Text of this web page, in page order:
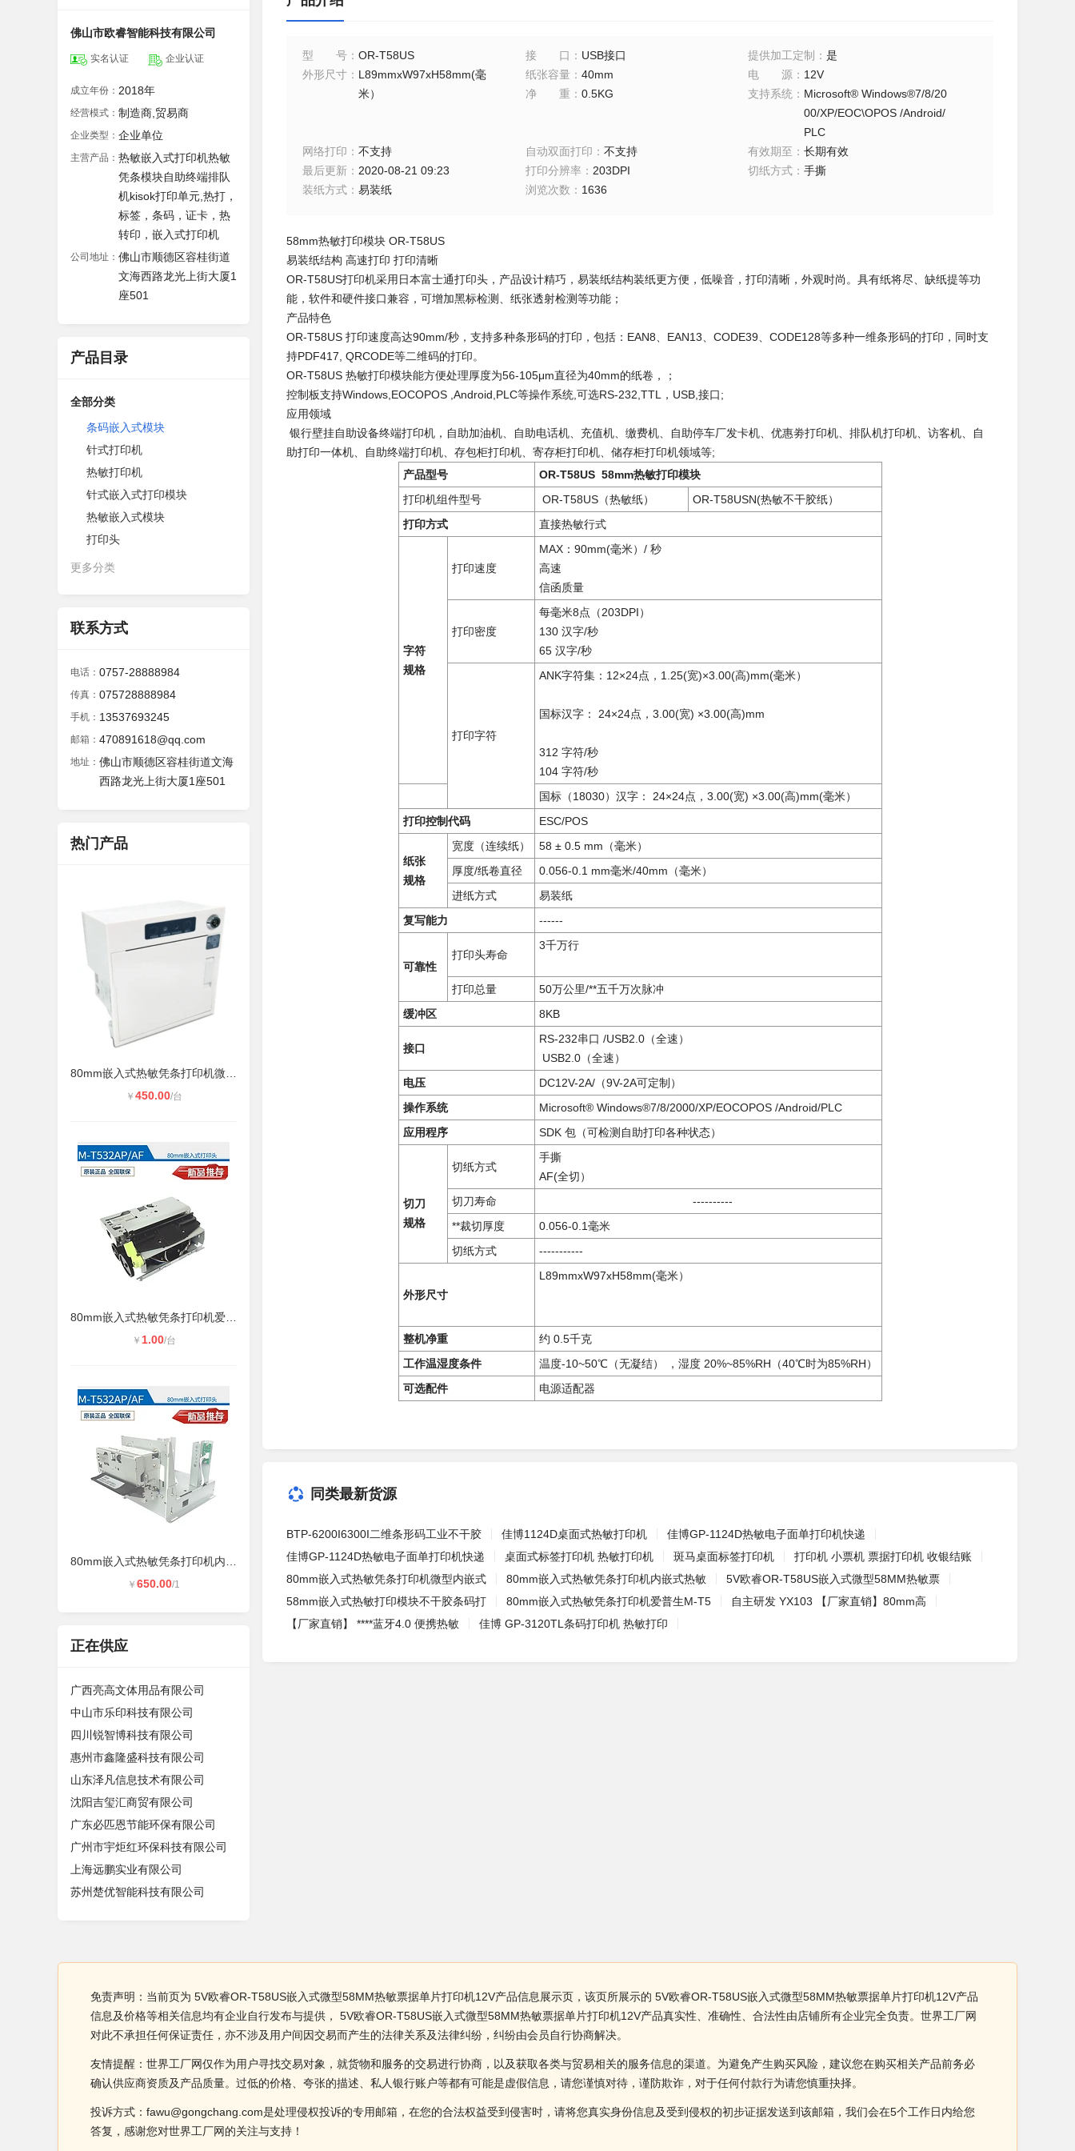
佛山市欧睿智能科技有限公司
实名认证 企业认证
成立年份： 2018年
经营模式： 制造商,贸易商
企业类型： 企业单位
主营产品： 热敏嵌入式打印机热敏
凭条模块自助终端排队
机kisok打印单元,热打，
标签，条码，证卡，热
转印，嵌入式打印机
公司地址： 佛山市顺德区容桂街道
文海西路龙光上街大厦1
座501
产品目录
全部分类
条码嵌入式模块
针式打印机
热敏打印机
针式嵌入式打印模块
热敏嵌入式模块
打印头
更多分类
联系方式
电话： 0757-28888984
传真： 075728888984
手机： 13537693245
邮箱： 470891618@qq.com
地址： 佛山市顺德区容桂街道文海
西路龙光上街大厦1座501
热门产品
￥ 450.00/台
￥ 1.00/台
￥ 650.00/1
正在供应
广西亮高文体用品有限公司
中山市乐印科技有限公司
四川锐智博科技有限公司
惠州市鑫隆盛科技有限公司
山东泽凡信息技术有限公司
沈阳吉玺汇商贸有限公司
广东必匹恩节能环保有限公司
广州市宇炬红环保科技有限公司
上海远鹏实业有限公司
苏州楚优智能科技有限公司
型号 ： OR-T58US 接口 ： USB接口 提供加工定制 ：是
外形尺寸 ： L89mmxW97xH58mm(毫
米）
纸张容量： 40mm 电源 ： 12V
净重 ： 0.5KG 支持系统 ： Microsoft® Windows®7/8/20
00/XP/EOC\OPOS /Android/
PLC
网络打印 ： 不支持 自动双面打印 ： 不支持 有效期至 ：长期有效
最后更新 ： 2020-08-21 09:23 打印分辨率 ： 203DPI 切纸方式 ：手撕
装纸方式 ： 易装纸 浏览次数 ： 1636
58mm热敏打印模块 OR-T58US
易装纸结构 高速打印 打印清晰
OR-T58US打印机采用日本富士通打印头，产品设计精巧，易装纸结构装纸更方便，低噪音，打印清晰，外观时尚。具有纸将尽、缺纸提等功
能，软件和硬件接口兼容，可增加黑标检测、纸张透射检测等功能；
产品特色
OR-T58US 打印速度高达90mm/秒，支持多种条形码的打印，包括：EAN8、EAN13、CODE39、CODE128等多种一维条形码的打印，同时支
持PDF417, QRCODE等二维码的打印。
OR-T58US 热敏打印模块能方便处理厚度为56-105μm直径为40mm的纸卷，；
控制板支持Windows,EOCOPOS ,Android,PLC等操作系统,可选RS-232,TTL，USB,接口;
应用领域
银行壁挂自助设备终端打印机，自助加油机、自助电话机、充值机、缴费机、自助停车厂发卡机、优惠劵打印机、排队机打印机、访客机、自
助打印一体机、自助终端打印机、存包柜打印机、寄存柜打印机、储存柜打印机领域等;
产品型号
OR-T58US 58mm热敏打印模块
打印机组件型号
OR-T58US（热敏纸）
OR-T58USN(热敏不干胶纸）
打印方式
直接热敏行式
字符
规格
打印速度
MAX：90mm(毫米）/ 秒
高速
信函质量
打印密度
每毫米8点（203DPI）
130 汉字/秒
65 汉字/秒
打印字符
ANK字符集：12×24点，1.25(宽)×3.00(高)mm(毫米）
国标汉字： 24×24点，3.00(宽) ×3.00(高)mm
312 字符/秒
104 字符/秒
国标（18030）汉字： 24×24点，3.00(宽) ×3.00(高)mm(毫米）
打印控制代码
ESC/POS
纸张
规格
宽度（连续纸）
58 ± 0.5 mm（毫米）
厚度/纸卷直径
0.056-0.1 mm毫米/40mm（毫米）
进纸方式
易装纸
复写能力
------
可靠性
打印头寿命
3千万行
打印总量
50万公里/**五千万次脉冲
缓冲区
8KB
接口
RS-232串口 /USB2.0（全速）
USB2.0（全速）
电压
DC12V-2A/（9V-2A可定制）
操作系统
Microsoft® Windows®7/8/2000/XP/EOCOPOS /Android/PLC
应用程序
SDK 包（可检测自助打印各种状态）
切刀
规格
切纸方式
手撕
AF(全切）
切刀寿命
----------
**裁切厚度
0.056-0.1毫米
切纸方式
-----------
外形尺寸
L89mmxW97xH58mm(毫米）
整机净重
约 0.5千克
工作温湿度条件
温度-10~50℃（无凝结） ，湿度 20%~85%RH（40℃时为85%RH）
可选配件
电源适配器
同类最新货源
BTP-6200I6300I二维条形码工业不干胶 佳博1124D桌面式热敏打印机
佳博GP-1124D热敏电子面单打印机快递
佳博GP-1124D热敏电子面单打印机快递
桌面式标签打印机 热敏打印机 斑马桌面标签打印机
打印机 小票机 票据打印机 收银结账
80mm嵌入式热敏凭条打印机微型内嵌式
80mm嵌入式热敏凭条打印机内嵌式热敏
5V欧睿OR-T58US嵌入式微型58MM热敏票
58mm嵌入式热敏打印模块不干胶条码打
80mm嵌入式热敏凭条打印机爱普生M-T5
自主研发 YX103 【厂家直销】80mm高
【厂家直销】 ****蓝牙4.0 便携热敏
佳博 GP-3120TL条码打印机 热敏打印
免责声明：当前页为 5V欧睿OR-T58US嵌入式微型58MM热敏票据单片打印机12V产品信息展示页，该页所展示的 5V欧睿OR-T58US嵌入式微型58MM热敏票据单片打印机12V产品
信息及价格等相关信息均有企业自行发布与提供， 5V欧睿OR-T58US嵌入式微型58MM热敏票据单片打印机12V产品真实性、准确性、合法性由店铺所有企业完全负责。世界工厂网
对此不承担任何保证责任，亦不涉及用户间因交易而产生的法律关系及法律纠纷，纠纷由会员自行协商解决。
友情提醒：世界工厂网仅作为用户寻找交易对象，就货物和服务的交易进行协商，以及获取各类与贸易相关的服务信息的渠道。为避免产生购买风险，建议您在购买相关产品前务必
确认供应商资质及产品质量。过低的价格、夸张的描述、私人银行账户等都有可能是虚假信息，请您谨慎对待，谨防欺诈，对于任何付款行为请您慎重抉择。
投诉方式：fawu@gongchang.com是处理侵权投诉的专用邮箱，在您的合法权益受到侵害时，请将您真实身份信息及受到侵权的初步证据发送到该邮箱，我们会在5个工作日内给您
答复，感谢您对世界工厂网的关注与支持！